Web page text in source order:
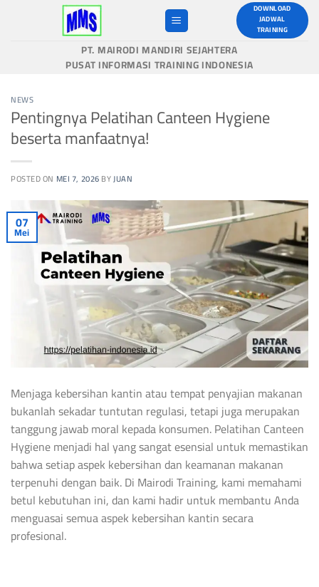
DOWNLOAD
JADWAL
TRAINING
PT. MAIRODI MANDIRI SEJAHTERA
PUSAT INFORMASI TRAINING INDONESIA
NEWS
Pentingnya Pelatihan Canteen Hygiene
beserta manfaatnya!
POSTED ON MEI 7, 2026BYJUAN
07
Mei
Menjaga kebersihan kantin atau tempat penyajian makanan
bukanlah sekadar tuntutan regulasi, tetapi juga merupakan
tanggung jawab moral kepada konsumen. Pelatihan Canteen
Hygiene menjadi hal yang sangat esensial untuk memastikan
bahwa setiap aspek kebersihan dan keamanan makanan
terpenuhi dengan baik. Di Mairodi Training, kami memahami
betul kebutuhan ini, dan kami hadir untuk membantu Anda
menguasai semua aspek kebersihan kantin secara
profesional.